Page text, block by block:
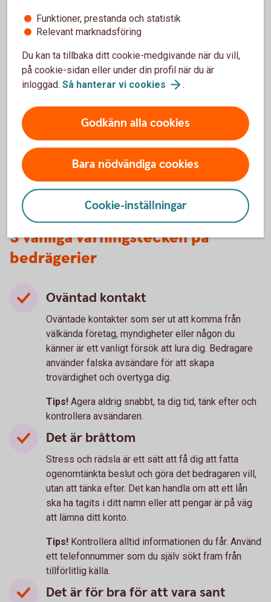
de kan hjälpa dig att få tillbaka pengarna.
Ta hjälp av din omgivning, eller kontakta
Brottsofferjouren.se
Lär dig mer om hur du kan
skyddadigmotbedragarna.
3 vanliga varningstecken på
bedrägerier
Oväntad kontakt
Oväntade kontakter som ser ut att komma från
välkända företag, myndigheter eller någon du
känner är ett vanligt försök att lura dig. Bedragare
använder falska avsändare för att skapa
trovärdighet och övertyga dig.
Tips! Agera aldrig snabbt, ta dig tid, tänk efter och
kontrollera avsändaren.
Det är bråttom
Stress och rädsla är ett sätt att få dig att fatta
ogenomtänkta beslut och göra det bedragaren vill,
utan att tänka efter. Det kan handla om att ett lån
ska ha tagits i ditt namn eller att pengar är på väg
att lämna ditt konto.
Tips! Kontrollera alltid informationen du får. Använd
ett telefonnummer som du själv sökt fram från
tillförlitlig källa.
Det är för bra för att vara sant
Funktioner, prestanda och statistik
Relevant marknadsföring
Du kan ta tillbaka ditt cookie-medgivande när du vill,
på cookie-sidan eller under din profil när du är
inloggad. Så hanterar vi cookies .
Godkänn alla cookies
Bara nödvändiga cookies
Cookie-inställningar